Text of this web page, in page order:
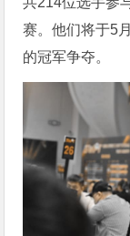
赛。他们将于5
的冠军争夺。